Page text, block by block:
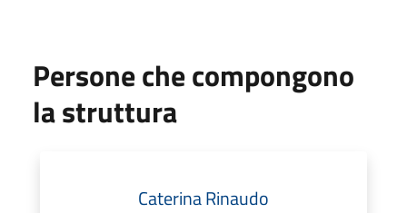
Persone che compongono
la struttura
Caterina Rinaudo